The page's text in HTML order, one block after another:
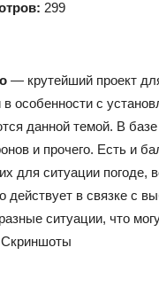
299
— крутейший проект
особенности с
данной темой. В
и прочего. Есть и
для ситуации погоде,
действует в связке с
ситуации, что
Скриншоты